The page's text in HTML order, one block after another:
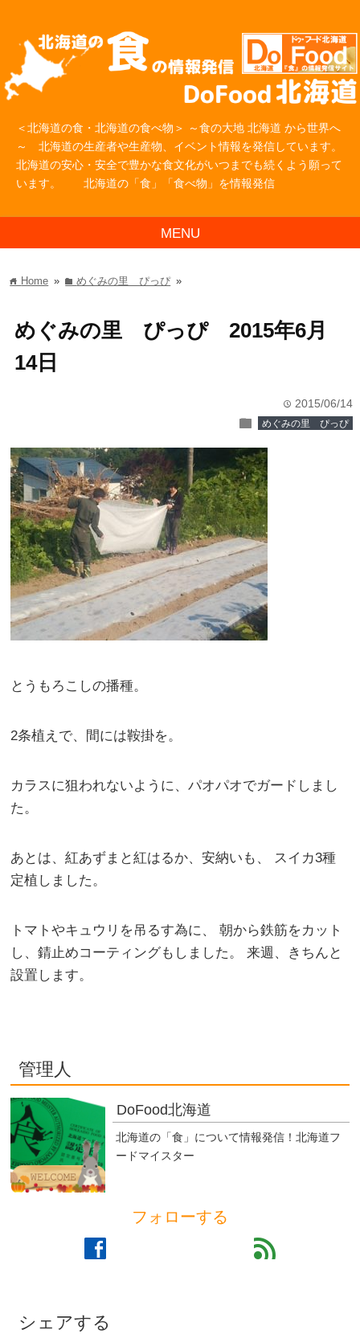
＜北海道の食・北海道の食べ物＞ ～食の大地 北海道 から世界へ
～ 北海道の生産者や生産物、イベント情報を発信しています。
北海道の安心・安全で豊かな食文化がいつまでも続くよう願って
います。 北海道の「食」「食べ物」を情報発信
MENU
home Home » folderめぐみの里 ぴっぴ »
めぐみの里 ぴっぴ 2015年6月
14日
time 2015/06/14
folder めぐみの里 ぴっぴ
とうもろこしの播種。
2条植えで、間には鞍掛を。
カラスに狙われないように、パオパオでガードしまし
た。
あとは、紅あずまと紅はるか、安納いも、 スイカ3種
定植しました。
トマトやキュウリを吊るす為に、 朝から鉄筋をカット
し、錆止めコーティングもしました。 来週、きちんと
設置します。
管理人
DoFood北海道
北海道の「食」について情報発信！北海道フ
ードマイスター
フォローする
facebook feed
シェアする